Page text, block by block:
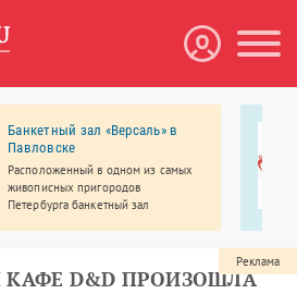
Банкетный зал «Версаль» в
Павловске
Расположенный в одном из самых
живописных пригородов
Петербурга банкетный зал
праздник и другие мероприятия
D&D ПРОИЗОШЛА
Реклама